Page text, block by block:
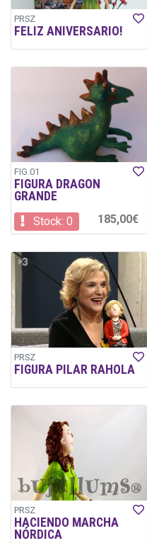
PRSZ
FELIZ ANIVERSARIO!
FIG.01
FIGURA DRAGON
GRANDE
Stock: 0 185,00€
PRSZ
FIGURA PILAR RAHOLA
PRSZ
HACIENDO MARCHA
NÓRDICA